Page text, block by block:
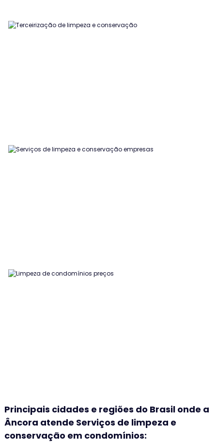
Principais cidades e regiões do Brasil onde a
Âncora atende Serviços de limpeza e
conservação em condomínios: